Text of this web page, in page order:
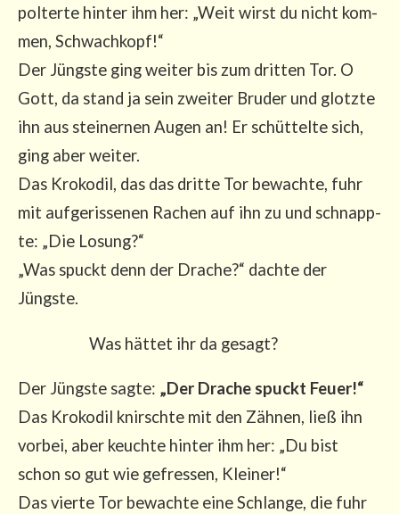
pol­ter­te hin­ter ihm her: „Weit wirst du nicht kom­
men, Schwach­kopf!“
Der Jüngs­te ging wei­ter bis zum drit­ten Tor. O
Gott, da stand ja sein zwei­ter Bru­der und glotz­te
ihn aus stei­ner­nen Augen an! Er schüt­tel­te sich,
ging aber wei­ter.
Das Kro­ko­dil, das das drit­te Tor bewach­te, fuhr
mit auf­ge­ris­se­nen Rachen auf ihn zu und schnapp­
te: „Die Losung?“
„Was spuckt denn der Dra­che?“ dach­te der
Jüngste.
Was hät­tet ihr da gesagt?
Der Jüngs­te sag­te: „Der Dra­che spuckt Feu­er!“
Das Kro­ko­dil knirsch­te mit den Zäh­nen, ließ ihn
vor­bei, aber keuch­te hin­ter ihm her: „Du bist
schon so gut wie gefres­sen, Klei­ner!“
Das vier­te Tor bewach­te eine Schlan­ge, die fuhr